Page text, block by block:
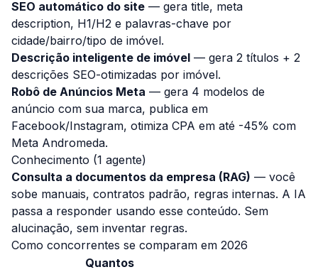
SEO automático do site — gera title, meta
description, H1/H2 e palavras-chave por
cidade/bairro/tipo de imóvel.
Descrição inteligente de imóvel — gera 2 títulos + 2
descrições SEO-otimizadas por imóvel.
Robô de Anúncios Meta — gera 4 modelos de
anúncio com sua marca, publica em
Facebook/Instagram, otimiza CPA em até -45% com
Meta Andromeda.
Conhecimento (1 agente)
Consulta a documentos da empresa (RAG) — você
sobe manuais, contratos padrão, regras internas. A IA
passa a responder usando esse conteúdo. Sem
alucinação, sem inventar regras.
Como concorrentes se comparam em 2026
Quantos